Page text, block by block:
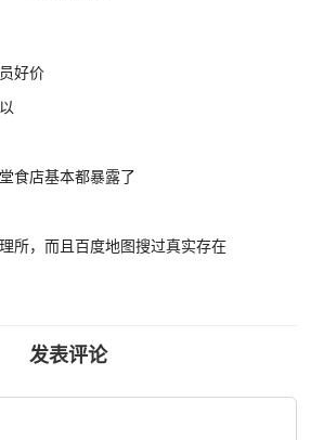
好价
食店基本都暴露了
所，而且百度地图搜过真实存在
发表评论